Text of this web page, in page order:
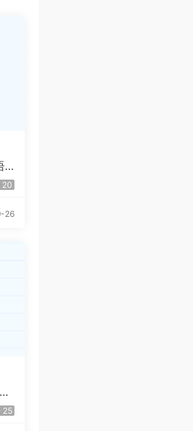
20
26
25